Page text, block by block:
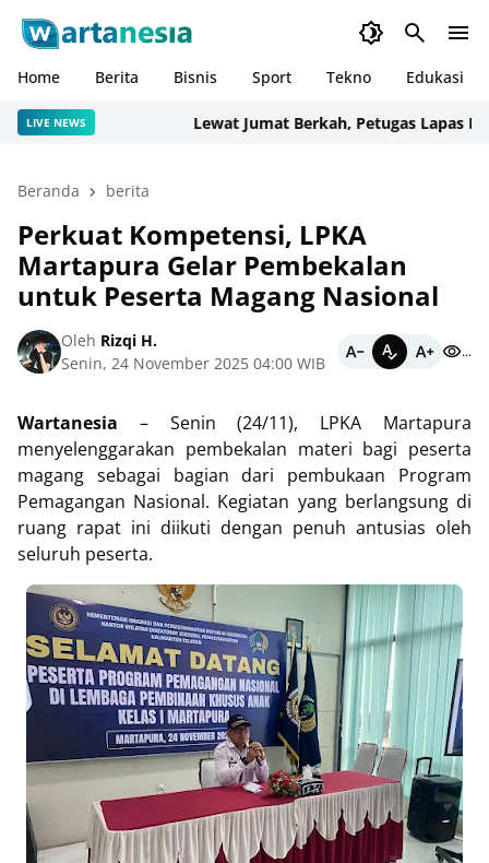
Home Berita Bisnis Sport Tekno Edukasi
LIVE NEWS Lewat Jumat Berkah, Petugas Lapas
Beranda berita
Perkuat Kompetensi, LPKA
Martapura Gelar Pembekalan
untuk Peserta Magang Nasional
Oleh Rizqi H.
Senin, 24 November 2025 04:00 WIB
...
Wartanesia – Senin (24/11), LPKA Martapura
menyelenggarakan pembekalan materi bagi peserta
magang sebagai bagian dari pembukaan Program
Pemagangan Nasional. Kegiatan yang berlangsung di
ruang rapat ini diikuti dengan penuh antusias oleh
seluruh peserta.